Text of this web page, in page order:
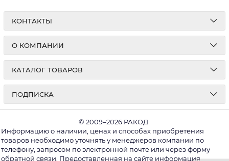
КОНТАКТЫ
О КОМПАНИИ
КАТАЛОГ ТОВАРОВ
ПОДПИСКА
© 2009–2026 РАКОД
Информацию о наличии, ценах и способах приобретения
товаров необходимо уточнять у менеджеров компании по
телефону, запросом по электронной почте или через форму
обратной связи. Предоставленная на сайте информация